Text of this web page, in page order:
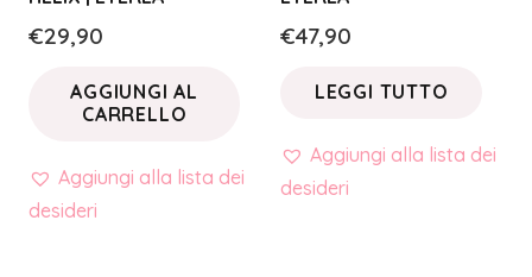
€29,90
AGGIUNGI AL
CARRELLO
Aggiungi alla lista dei
desideri
€47,90
LEGGI TUTTO
Aggiungi alla lista dei
desideri